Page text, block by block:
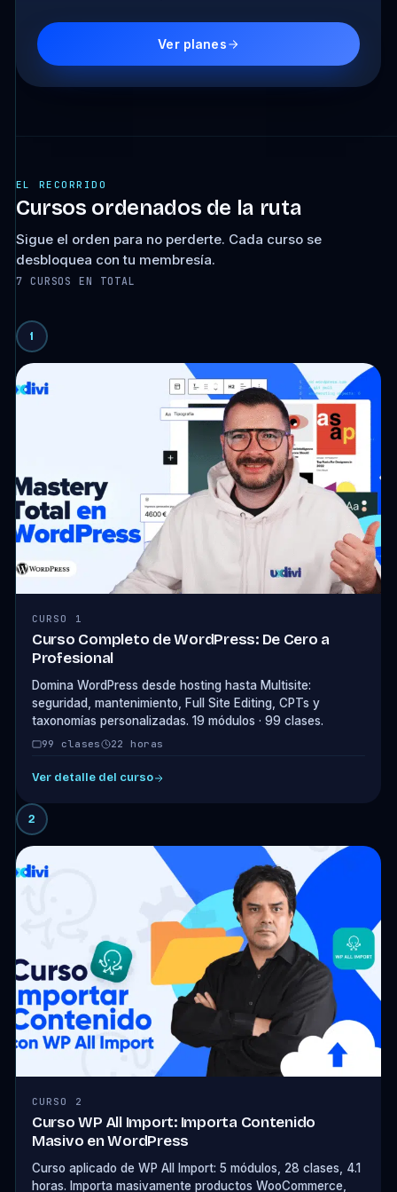
Ver planes
EL RECORRIDO
Cursos ordenados de la ruta
Sigue el orden para no perderte. Cada curso se
desbloquea con tu membresía.
7 CURSOS EN TOTAL
1
CURSO 1
Curso Completo de WordPress: De Cero a
Profesional
Domina WordPress desde hosting hasta Multisite:
seguridad, mantenimiento, Full Site Editing, CPTs y
taxonomías personalizadas. 19 módulos · 99 clases.
99 clases 22 horas
Ver detalle del curso
2
CURSO 2
Curso WP All Import: Importa Contenido
Masivo en WordPress
Curso aplicado de WP All Import: 5 módulos, 28 clases, 4.1
horas. Importa masivamente productos WooCommerce,